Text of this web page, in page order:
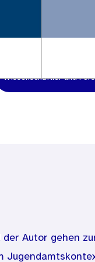
Wissenschaftler und
Autor gehen